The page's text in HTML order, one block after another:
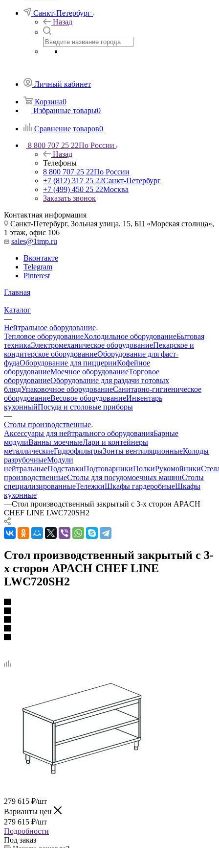
Санкт-Петербург
Назад
Личный кабинет
Корзина0
Избранные товары0
Сравнение товаров0
8 800 707 25 22По России
Назад
Телефоны
8 800 707 25 22По России
+7 (812) 317 25 22Санкт-Петербург
+7 (499) 450 25 22Москва
Заказать звонок
Контактная информация
Санкт-Петербург, Зольная улица, 15, БЦ «Морская столица»,
1 этаж, офис 106
sales@1tmp.ru
Вконтакте
Telegram
Pinterest
Главная
—
Каталог
—
Нейтральное оборудование
Тепловое оборудованиеХолодильное оборудованиеБытовая
техникаЭлектромеханическое оборудованиеПекарское и
кондитерское оборудованиеОборудование для фаст-
фудаОборудование для пиццерииКофейное
оборудованиеМоечное оборудованиеТорговое
оборудованиеОборудование для раздачи готовых
блюдУпаковочное оборудованиеСанитарно-гигиеническое
оборудованиеВесовое оборудованиеИнвентарь
кухонныйПосуда и столовые приборы
—
Столы производственные
Аксессуары для нейтрального оборудованияБарные
модулиВанны моечныеЛари и контейнеры
металлическиеГидрофильтрыЗонты вентиляционныеКолоды
разрубочныеМодули
нейтральныеПодставкиПодтоварникиПолкиРукомойники
производственныеСтолы для посудомоечных машинСтолы
специализированныеТележкиШкафы гардеробныеШкафы
кухонные
—Стол производственный закрытый с 3-х сторон APACH
CHEF LINE LWC720SH2
Стол производственный закрытый с 3-
х сторон APACH CHEF LINE
LWC720SH2
279 615 ₽/шт
Варианты цен
279 615 ₽/шт
Подробности
Под заказ